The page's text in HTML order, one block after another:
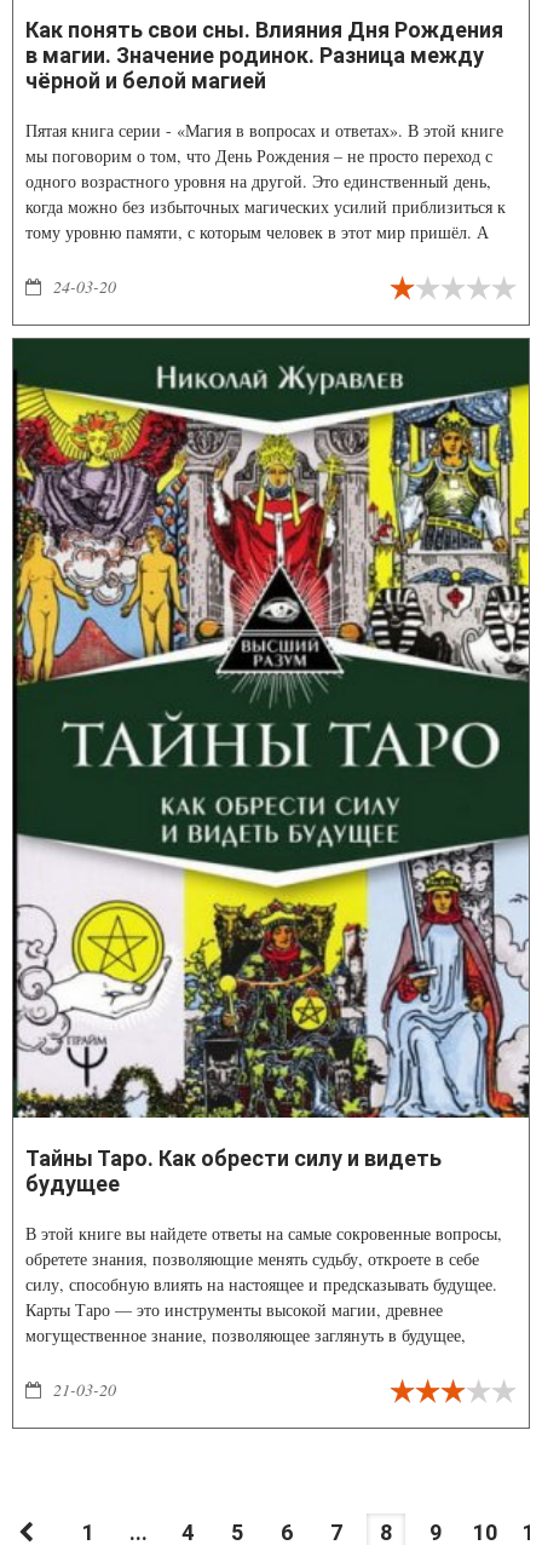
Как понять свои сны. Влияния Дня Рождения
в магии. Значение родинок. Разница между
чёрной и белой магией
Пятая книга серии - «Магия в вопросах и ответах». В этой книге
мы поговорим о том, что День Рождения – не просто переход с
одного возрастного уровня на другой. Это единственный день,
когда можно без избыточных магических усилий приблизиться к
тому уровню памяти, с которым человек в этот мир пришёл. А
том, что означают родинки на теле человека. Узнаем, чем чёрная
магия отличается от белой и есть ли вообще между ними разница.
24-03-20
Тайны Таро. Как обрести силу и видеть
будущее
В этой книге вы найдете ответы на самые сокровенные вопросы,
обретете знания, позволяющие менять судьбу, откроете в себе
силу, способную влиять на настоящее и предсказывать будущее.
Карты Таро — это инструменты высокой магии, древнее
могущественное знание, позволяющее заглянуть в будущее,
21-03-20
1 ... 4 5 6 7 8 9 10